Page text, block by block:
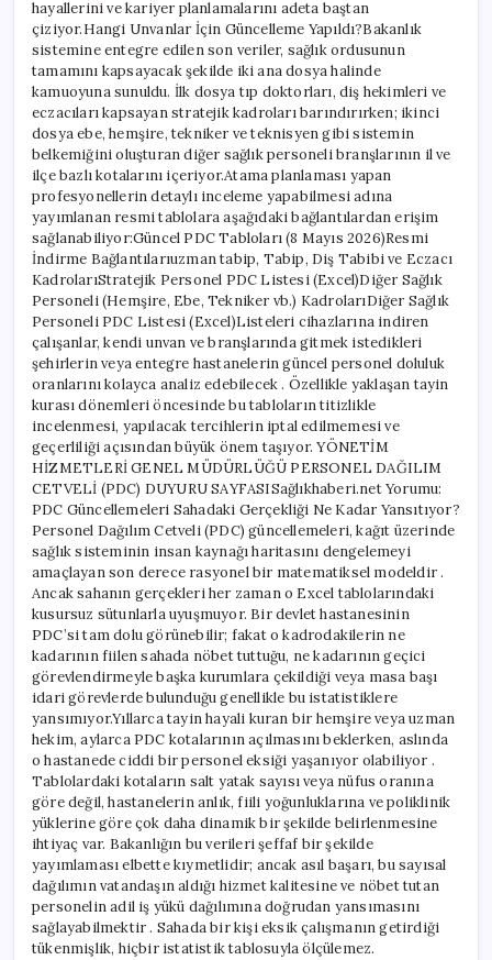
hayallerini ve kariyer planlamalarını adeta baştan
çiziyor.Hangi Unvanlar İçin Güncelleme Yapıldı?Bakanlık
sistemine entegre edilen son veriler, sağlık ordusunun
tamamını kapsayacak şekilde iki ana dosya halinde
kamuoyuna sunuldu. İlk dosya tıp doktorları, diş hekimleri ve
eczacıları kapsayan stratejik kadroları barındırırken; ikinci
dosya ebe, hemşire, tekniker ve teknisyen gibi sistemin
belkemiğini oluşturan diğer sağlık personeli branşlarının il ve
ilçe bazlı kotalarını içeriyor.Atama planlaması yapan
profesyonellerin detaylı inceleme yapabilmesi adına
yayımlanan resmi tablolara aşağıdaki bağlantılardan erişim
sağlanabiliyor:Güncel PDC Tabloları (8 Mayıs 2026)Resmi
İndirme Bağlantılarıuzman tabip, Tabip, Diş Tabibi ve Eczacı
KadrolarıStratejik Personel PDC Listesi (Excel)Diğer Sağlık
Personeli (Hemşire, Ebe, Tekniker vb.) KadrolarıDiğer Sağlık
Personeli PDC Listesi (Excel)Listeleri cihazlarına indiren
çalışanlar, kendi unvan ve branşlarında gitmek istedikleri
şehirlerin veya entegre hastanelerin güncel personel doluluk
oranlarını kolayca analiz edebilecek . Özellikle yaklaşan tayin
kurası dönemleri öncesinde bu tabloların titizlikle
incelenmesi, yapılacak tercihlerin iptal edilmemesi ve
geçerliliği açısından büyük önem taşıyor. YÖNETİM
HİZMETLERİ GENEL MÜDÜRLÜĞÜ PERSONEL DAĞILIM
CETVELİ (PDC) DUYURU SAYFASISağlıkhaberi.net Yorumu:
PDC Güncellemeleri Sahadaki Gerçekliği Ne Kadar Yansıtıyor?
Personel Dağılım Cetveli (PDC) güncellemeleri, kağıt üzerinde
sağlık sisteminin insan kaynağı haritasını dengelemeyi
amaçlayan son derece rasyonel bir matematiksel modeldir .
Ancak sahanın gerçekleri her zaman o Excel tablolarındaki
kusursuz sütunlarla uyuşmuyor. Bir devlet hastanesinin
PDC’si tam dolu görünebilir; fakat o kadrodakilerin ne
kadarının fiilen sahada nöbet tuttuğu, ne kadarının geçici
görevlendirmeyle başka kurumlara çekildiği veya masa başı
idari görevlerde bulunduğu genellikle bu istatistiklere
yansımıyor.Yıllarca tayin hayali kuran bir hemşire veya uzman
hekim, aylarca PDC kotalarının açılmasını beklerken, aslında
o hastanede ciddi bir personel eksiği yaşanıyor olabiliyor .
Tablolardaki kotaların salt yatak sayısı veya nüfus oranına
göre değil, hastanelerin anlık, fiili yoğunluklarına ve poliklinik
yüklerine göre çok daha dinamik bir şekilde belirlenmesine
ihtiyaç var. Bakanlığın bu verileri şeffaf bir şekilde
yayımlaması elbette kıymetlidir; ancak asıl başarı, bu sayısal
dağılımın vatandaşın aldığı hizmet kalitesine ve nöbet tutan
personelin adil iş yükü dağılımına doğrudan yansımasını
sağlayabilmektir . Sahada bir kişi eksik çalışmanın getirdiği
tükenmişlik, hiçbir istatistik tablosuyla ölçülemez.